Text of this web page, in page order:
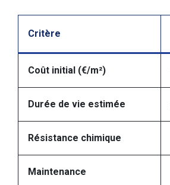
Critère
Coût initial (€/m²)
Durée de vie estimée
Résistance chimique
Maintenance